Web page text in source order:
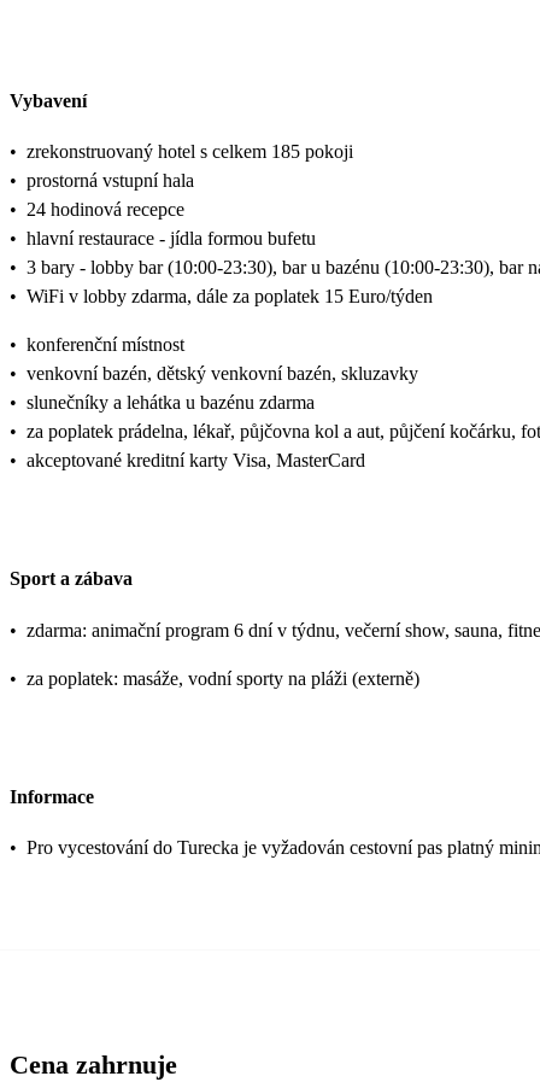
Vybavení
• zrekonstruovaný hotel s celkem 185 pokoji
• prostorná vstupní hala
• 24 hodinová recepce
• hlavní restaurace - jídla formou bufetu
• 3 bary - lobby bar (10:00-23:30), bar u bazénu (10:00-23:30), bar
• WiFi v lobby zdarma, dále za poplatek 15 Euro/týden
• konferenční místnost
• venkovní bazén, dětský venkovní bazén, skluzavky
• slunečníky a lehátka u bazénu zdarma
• za poplatek prádelna, lékař, půjčovna kol a aut, půjčení kočárku,
• akceptované kreditní karty Visa, MasterCard
Sport a zábava
• zdarma: animační program 6 dní v týdnu, večerní show, sauna,
• za poplatek: masáže, vodní sporty na pláži (externě)
Informace
• Pro vycestování do Turecka je vyžadován cestovní pas platný
Cena zahrnuje